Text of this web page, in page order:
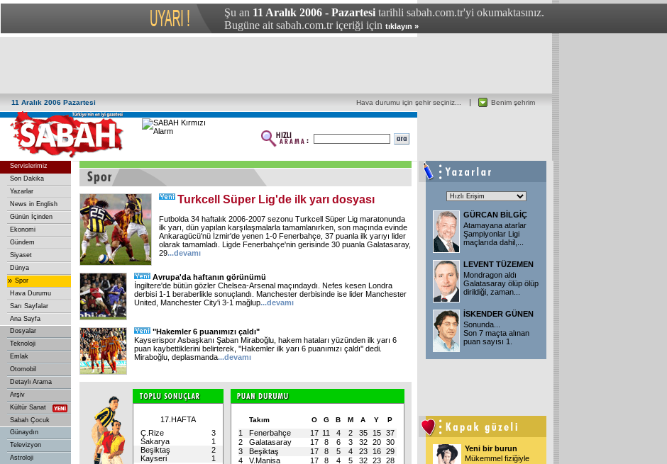
Şu an 11 Aralık 2006 - Pazartesi tarihli sabah.com.tr'yi okumaktasınız.
Bugüne ait sabah.com.tr içeriği için tıklayın »
11 Aralık 2006 Pazartesi Benim şehrim
Hava durumu için şehir seçiniz...
Servislerimiz
Son Dakika
Yazarlar
News in English
Günün İçinden
Ekonomi
Gündem
Siyaset
Dünya
» Spor
Hava Durumu
Sarı Sayfalar
Ana Sayfa
Dosyalar
Teknoloji
Emlak
Otomobil
Detaylı Arama
Arşiv
Kültür Sanat
Sabah Çocuk
Günaydın
Televizyon
Astroloji
Turkcell Süper Lig'de ilk yarı dosyası
Futbolda 34 haftalık 2006-2007 sezonu Turkcell Süper Lig maratonunda
ilk yarı, dün yapılan karşılaşmalarla tamamlanırken, son maçında evinde
Ankaragücü'nü İzmir'de yenen 1-0 Fenerbahçe, 37 puanla ilk yarıyı lider
olarak tamamladı. Ligde Fenerbahçe'nin gerisinde 30 puanla Galatasaray,
29...devamı
Avrupa'da haftanın görünümü
İngiltere'de bütün gözler Chelsea-Arsenal maçındaydı. Nefes kesen Londra
derbisi 1-1 beraberlikle sonuçlandı. Manchester derbisinde ise lider Manchester
United, Manchester City'i 3-1 mağlup...devamı
"Hakemler 6 puanımızı çaldı"
Kayserispor Asbaşkanı Şaban Miraboğlu, hakem hataları yüzünden ilk yarı 6
puan kaybettiklerini belirterek, ''Hakemler ilk yarı 6 puanımızı çaldı'' dedi.
Miraboğlu, deplasmanda...devamı
17.HAFTA
Ç.Rize
3
Sakarya
1
Beşiktaş
2
Kayseri
1
Takım O G B M A Y P
1 Fenerbahçe 17 11 4 2 35 15
37
2
Galatasaray 17 8 6 3 32 20
30
3
Beşiktaş 17 8 5 4 23 16
29
4
V.Manisa 17 8 4 5 32 23
28
GÜRCAN BİLGİÇ
Atamayana atarlar
Şampiyonlar Ligi
maçlarıda dahil,...
LEVENT TÜZEMEN
Mondragon aldı
Galatasaray ölüp ölüp
dirildiği, zaman...
İSKENDER GÜNEN
Sonunda...
Son 7 maçta alınan
puan sayısı 1.
Yeni bir burun
Mükemmel fiziğiyle